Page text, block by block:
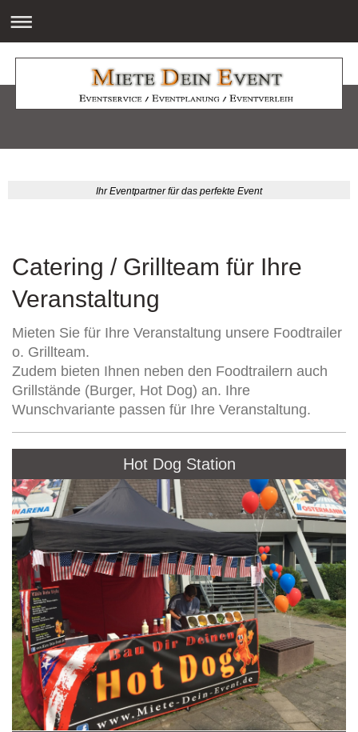
Ihr Eventpartner für das perfekte Event
Catering / Grillteam für Ihre
Veranstaltung
Mieten Sie für Ihre Veranstaltung unsere Foodtrailer
o. Grillteam.
Zudem bieten Ihnen neben den Foodtrailern auch
Grillstände (Burger, Hot Dog) an. Ihre
Wunschvariante passen für Ihre Veranstaltung.
Hot Dog Station